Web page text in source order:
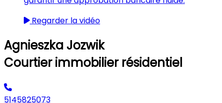
Regarder la vidéo
Agnieszka Jozwik
Courtier immobilier résidentiel
5145825073